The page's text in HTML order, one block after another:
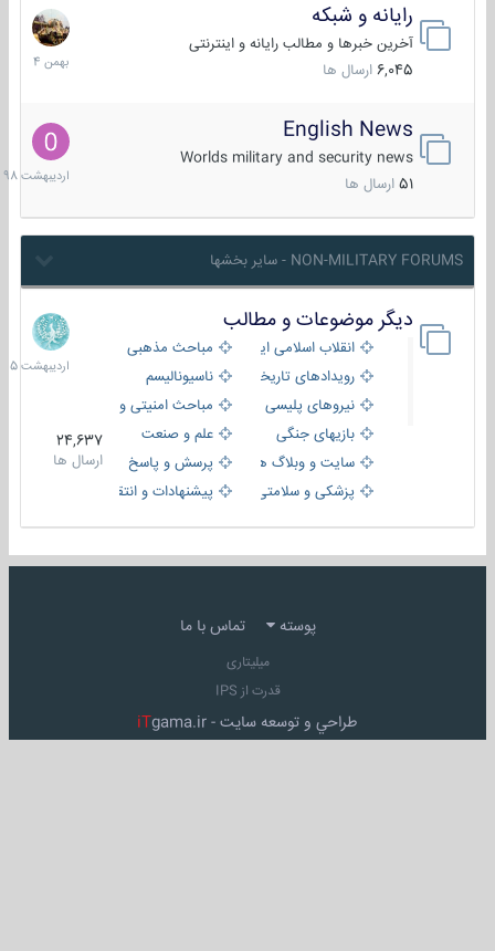
رایانه و شبکه
آخرین خبرها و مطالب رایانه و اینترنتی
6,045 ارسال ها
30
بهمن
1404
English News
Worlds military and security news
51 ارسال ها
10
1398
NON-MILITARY FORUMS - سایر بخشها
دیگر موضوعات و مطالب
انقلاب اسلامی ایران
مباحث مذهبی
رویدادهای تاریخی و مذهبیناسیونالیسم
نیروهای پلیسی
مباحث امنیتی و اطلاعاتی
بازیهای جنگی
علم و صنعت
سایت و وبلاگ ها
پرسش و پاسخ
پزشکی و سلامتی
پیشنهادات و انتقادات
24,637
ارسال ها
8
1405
پوسته تماس با ما
میلیتاری
قدرت از IPS
طراحي و توسعه سايت - iTgama.ir